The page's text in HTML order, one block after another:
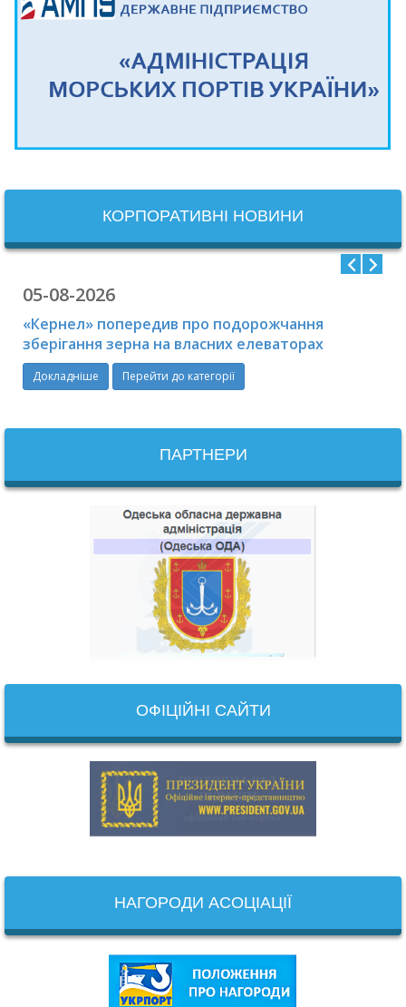
КОРПОРАТИВНІ НОВИНИ
05-08-2026
«Кернел» попередив про подорожчання
зберігання зерна на власних елеваторах
Докладніше Перейти до категорії
ПАРТНЕРИ
ОФІЦІЙНІ САЙТИ
НАГОРОДИ АСОЦІАЦІЇ